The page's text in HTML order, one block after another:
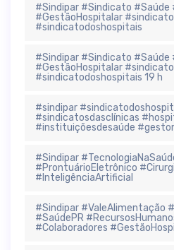
#Sindipar #Sindicato #Saúde
#GestãoHospitalar
#sindicatodoshospitais
#Sindipar #Sindicato #Saúde
#GestãoHospitalar
#sindicatodoshospitais 19 h
#sindipar
#sindicatosdasclínicas
#instituiçõesdesaúde
#Sindipar
#ProntuárioEletrônico
#InteligênciaArtificial
#Sindipar #ValeAlimentação
#SaúdePR
#Colaboradores